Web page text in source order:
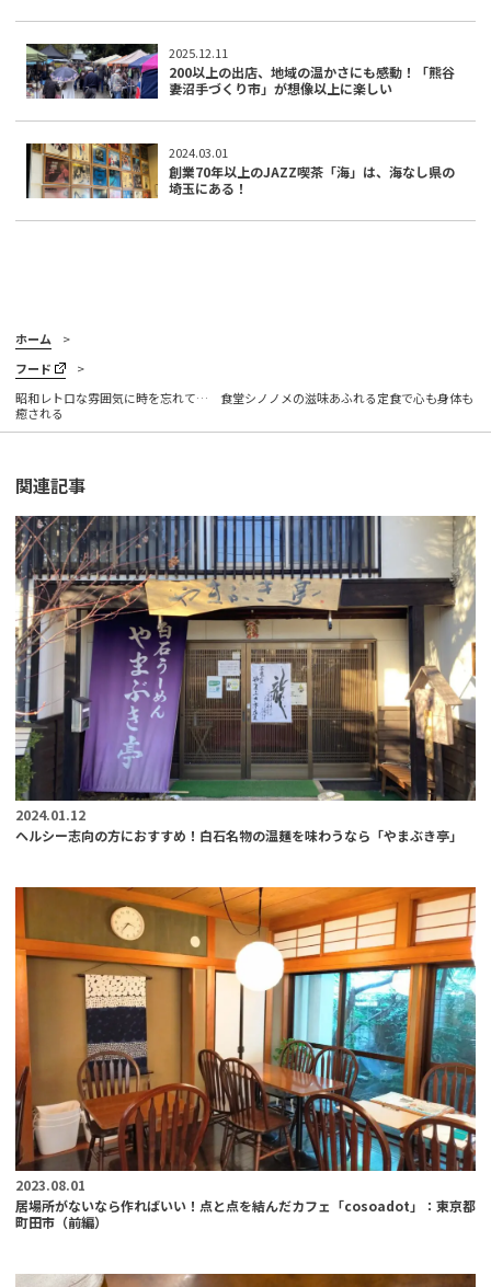
2025.12.11
200以上の出店、地域の温かさにも感動！「熊谷
妻沼手づくり市」が想像以上に楽しい
2024.03.01
創業70年以上のJAZZ喫茶「海」は、海なし県の
埼玉にある！
ホーム
フード
昭和レトロな雰囲気に時を忘れて… 食堂シノノメの滋味あふれる定食で心も身体も
癒される
関連記事
2024.01.12
ヘルシー志向の方におすすめ！白石名物の温麺を味わうなら「やまぶき亭」
2023.08.01
居場所がないなら作ればいい！点と点を結んだカフェ「cosoadot」：東京都
町田市（前編）